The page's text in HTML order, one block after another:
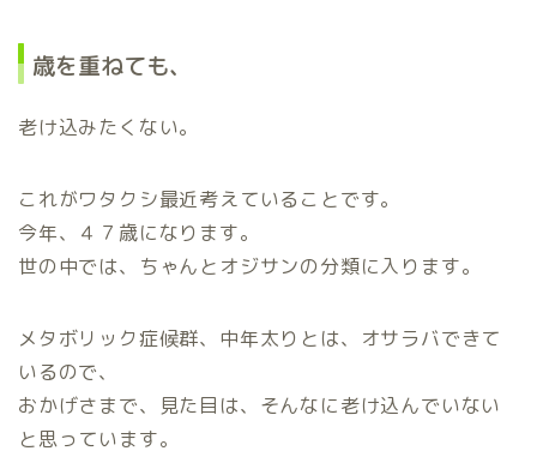
歳を重ねても、
老け込みたくない。
これがワタクシ最近考えていることです。
今年、４７歳になります。
世の中では、ちゃんとオジサンの分類に入ります。
メタボリック症候群、中年太りとは、オサラバできて
いるので、
おかげさまで、見た目は、そんなに老け込んでいない
と思っています。